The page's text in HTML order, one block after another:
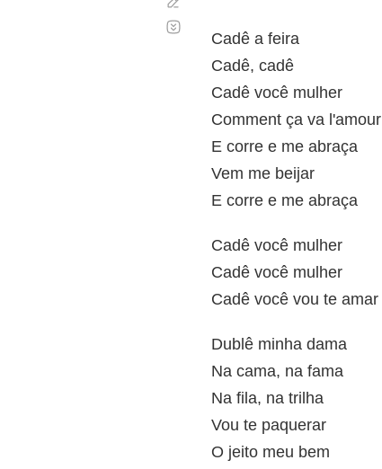
Cadê a feira
Cadê, cadê
Cadê você mulher
Comment ça va l'amour
E corre e me abraça
Vem me beijar
E corre e me abraça
Cadê você mulher
Cadê você mulher
Cadê você vou te amar
Dublê minha dama
Na cama, na fama
Na fila, na trilha
Vou te paquerar
O jeito meu bem
automático